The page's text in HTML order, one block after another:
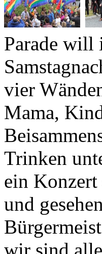
Paradewill
vier
Mama,
Trinken
ein Konzert
und
wir sind
ein wenig